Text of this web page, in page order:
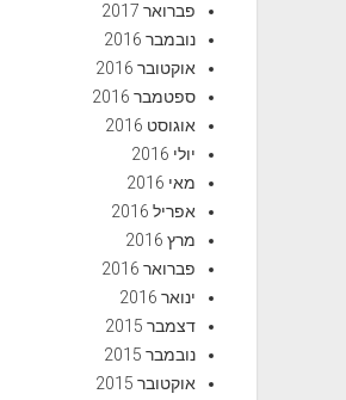
פברואר 2017
נובמבר 2016
אוקטובר 2016
ספטמבר 2016
אוגוסט 2016
יולי 2016
מאי 2016
אפריל 2016
מרץ 2016
פברואר 2016
ינואר 2016
דצמבר 2015
נובמבר 2015
אוקטובר 2015